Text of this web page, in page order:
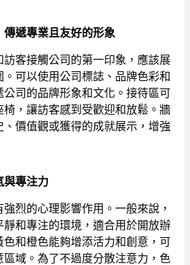
遞專業且友好的形象
客接觸公司的第一印象，應該展
可以使用公司標誌、品牌色彩和
司的品牌形象和文化。接待區可
，讓訪客感到受歡迎和放鬆。牆
價值觀或獲得的成就展示，增強
與專注力
烈的心理影響作用。一般來說，
靜和專注的環境，適合用於開放辦
和橙色能夠增添活力和創意，可
域。為了不過度分散注意力，色